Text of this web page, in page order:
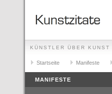
KÜNSTLER ÜBER KUNST
GLOSSAR IMPRESSUM
Startseite Manifeste
MANIFESTE